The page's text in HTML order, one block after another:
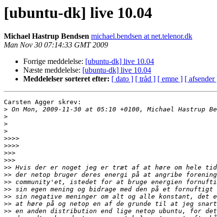
[ubuntu-dk] live 10.04
Michael Hastrup Bendsen michael.bendsen at net.telenor.dk
Man Nov 30 07:14:33 GMT 2009
Forrige meddelelse: [ubuntu-dk] live 10.04
Næste meddelelse: [ubuntu-dk] live 10.04
Meddelelser sorteret efter: [ dato ] [ tråd ] [ emne ] [ afsender
Carsten Agger skrev:
>
>
>
>
>>>>
>>>>
>>>
>>>
>>
>>
>>
>>
>>
>>
>>